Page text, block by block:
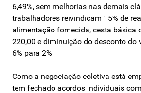
6,49%, sem melhorias nas demais
trabalhadores reivindicam 15% de
alimentação fornecida, cesta básica
220,00 e diminuição do desconto do
6% para 2%.
Como a negociação coletiva está
tem fechado acordos individuais